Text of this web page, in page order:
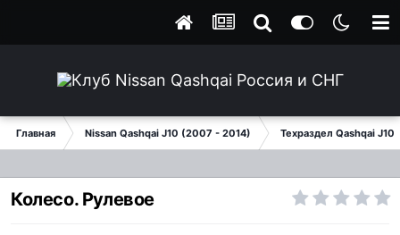
Главная Nissan Qashqai J10 (2007 - 2014) Техраздел Qashqai J10
Колесо. Рулевое